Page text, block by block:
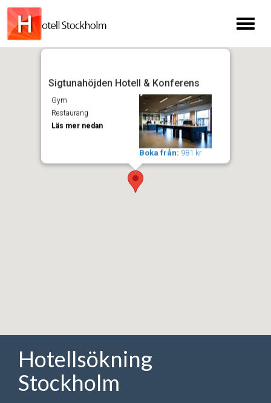
Toggle
Sigtunahöjden Hotell & Konferens
Gym
Restaurang
Läs mer nedan
Boka från: 981 kr
Hotellsökning
Stockholm